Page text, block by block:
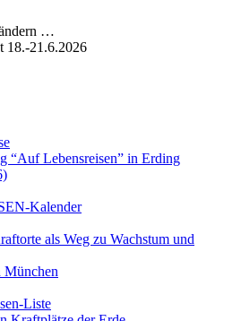
…
18.-21.6.2026
“Auf Lebensreisen” in Erding
Kalender
als Weg zu Wachstum und
München
Liste